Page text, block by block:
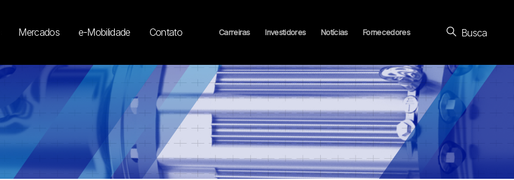
Mercados e-Mobilidade Contato Carreiras Investidores Notícias Fornecedores Busca